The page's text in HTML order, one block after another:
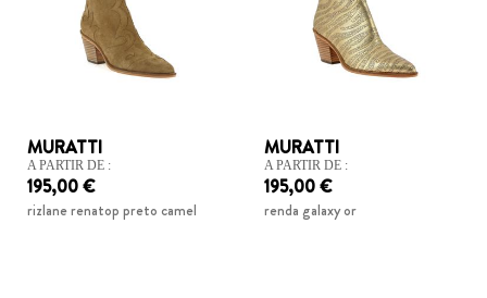
MURATTI
A PARTIR DE :
195,00 €
rizlane renatop preto camel
MURATTI
A PARTIR DE :
195,00 €
renda galaxy or